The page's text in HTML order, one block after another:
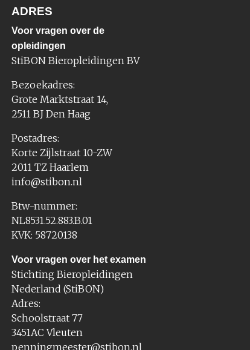
ADRES
Voor vragen over de
opleidingen
StiBON Bieropleidingen BV
Bezoekadres:
Grote Marktstraat 14,
2511 BJ Den Haag
Postadres:
Korte Zijlstraat 10-ZW
2011 TZ Haarlem
info@stibon.nl
Btw-nummer:
NL8531.52.883.B.01
KVK: 58720138
Voor vragen over het examen
Stichting Bieropleidingen
Nederland (StiBON)
Adres:
Schoolstraat 77
3451AC Vleuten
penningmeester@stibon.nl